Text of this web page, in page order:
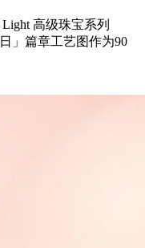
Light 高级珠宝系列
」篇章工艺图作为90